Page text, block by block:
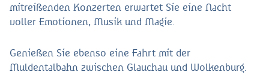
mitreißenden Konzerten erwartet Sie eine Nacht
voller Emotionen, Musik und Magie.
Genießen Sie ebenso eine Fahrt mit der
Muldentalbahn zwischen Glauchau und Wolkenburg.